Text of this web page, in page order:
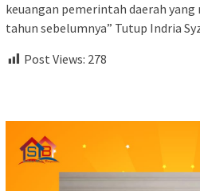
keuangan pemerintah daerah
tahun sebelumnya” Tutup Indria
Post Views: 278